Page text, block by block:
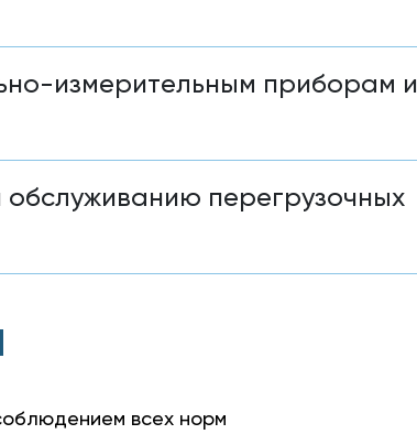
измерительным приборам и
перегрузочных
всех норм